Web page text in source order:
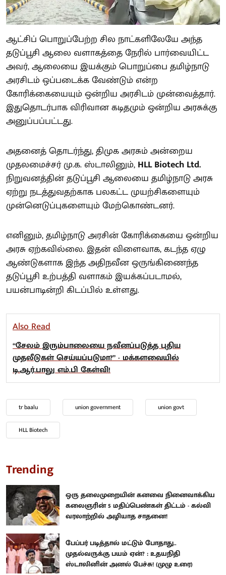
ஆட்சிப் பொறுப்பேற்ற சில நாட்களிலேயே அந்த
தடுப்பூசி ஆலை வளாகத்தை நேரில் பார்வையிட்ட
அவர், ஆலையை இயக்கும் பொறுப்பை தமிழ்நாடு
அரசிடம் ஒப்படைக்க வேண்டும் என்ற
கோரிக்கையையும் ஒன்றிய அரசிடம் முன்வைத்தார்.
இதுதொடர்பாக விரிவான கடிதமும் ஒன்றிய அரசுக்கு
அனுப்பப்பட்டது.
அதனைத் தொடர்ந்து, திமுக அரசும் அன்றைய
முதலமைச்சர் மு.க. ஸ்டாலினும், HLL Biotech Ltd.
நிறுவனத்தின் தடுப்பூசி ஆலையை தமிழ்நாடு அரசு
ஏற்று நடத்துவதற்காக பலகட்ட முயற்சிகளையும்
முன்னெடுப்புகளையும் மேற்கொண்டனர்.
எனினும், தமிழ்நாடு அரசின் கோரிக்கையை ஒன்றிய
அரசு ஏற்கவில்லை. இதன் விளைவாக, கடந்த ஏழு
ஆண்டுகளாக இந்த அதிநவீன ஒருங்கிணைந்த
தடுப்பூசி உற்பத்தி வளாகம் இயக்கப்படாமல்,
பயன்பாடின்றி கிடப்பில் உள்ளது.
Also Read
“சேலம் இரும்பாலையை நவீனப்படுத்த புதிய
முதலீடுகள் செய்யப்படுமா?” - மக்களவையில்
டி.ஆர்.பாலு எம்.பி கேள்வி!
tr baalu union government union govt
HLL Biotech
Trending
ஒரு தலைமுறையின் கனவை நினைவாக்கிய
கலைஞரின் 5 மதிப்பெண்கள் திட்டம் - கல்வி
வரலாற்றில் அழியாத சாதனை!
பேப்பர் படித்தால் மட்டும் போதாது..
முதல்வருக்கு பயம் ஏன்? : உதயநிதி
ஸ்டாலினின் அனல் பேச்சு! (முழு உரை)